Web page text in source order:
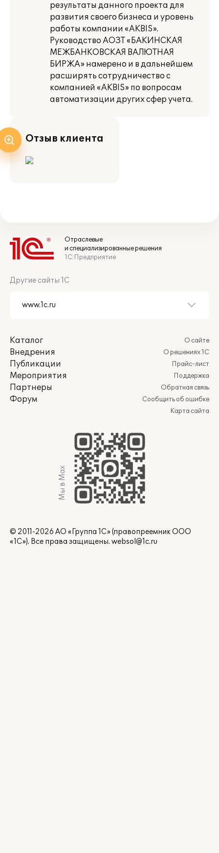
результаты данного проекта для
развития своего бизнеса и уровень
работы компании «AKBIS».
Руководство АОЗТ «БАКИНСКАЯ
МЕЖБАНКОВСКАЯ ВАЛЮТНАЯ
БИРЖА» намерено и в дальнейшем
расширять сотрудничество с
компанией «AKBIS» по вопросам
автоматизации других сфер учета.
Отзыв клиента
Отраслевые
и специализированные решения
1С:Предприятие
Другие сайты 1С
Каталог
Внедрения
Публикации
Мероприятия
Партнеры
Форум
О сайте
О решениях 1С
Прайс-лист
Поддержка
Обратная связь
Сообщить об ошибке
Карта сайта
Мы в Max
© 2011-2026 АО «Группа 1С» (правопреемник ООО
«1С»). Все права защищены. websol@1c.ru